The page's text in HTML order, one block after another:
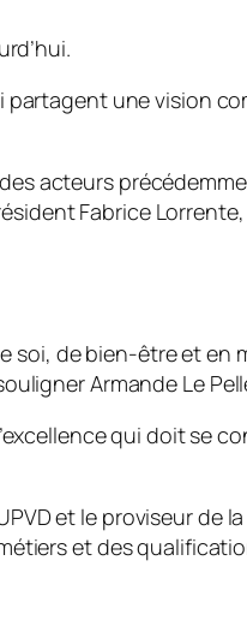
partagent une vision
acteurs
Fabrice
soi, de bien-être et en
Armande Le
qui doit se
et le proviseur de
et des